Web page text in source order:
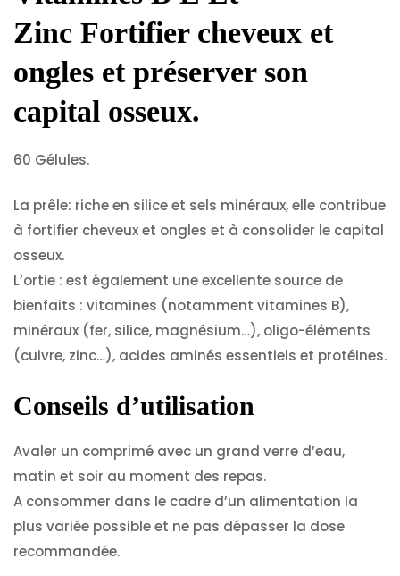
Zinc Fortifier cheveux et
ongles et préserver son
capital osseux.
60 Gélules.
La prêle: riche en silice et sels minéraux, elle contribue
à fortifier cheveux et ongles et à consolider le capital
osseux.
L’ortie : est également une excellente source de
bienfaits : vitamines (notamment vitamines B),
minéraux (fer, silice, magnésium…), oligo-éléments
(cuivre, zinc…), acides aminés essentiels et protéines.
Conseils d’utilisation
Avaler un comprimé avec un grand verre d’eau,
matin et soir au moment des repas.
A consommer dans le cadre d’un alimentation la
plus variée possible et ne pas dépasser la dose
recommandée.